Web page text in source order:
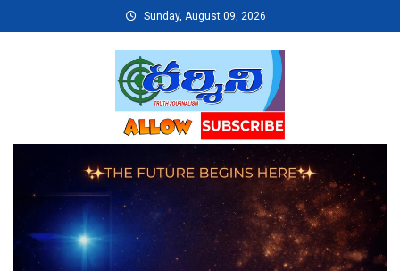
to
Sunday, August 09, 2026